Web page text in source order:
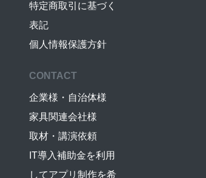
特定商取引に基づく
表記
個人情報保護方針
CONTACT
企業様・自治体様
家具関連会社様
取材・講演依頼
IT導入補助金を利用
してアプリ制作を希